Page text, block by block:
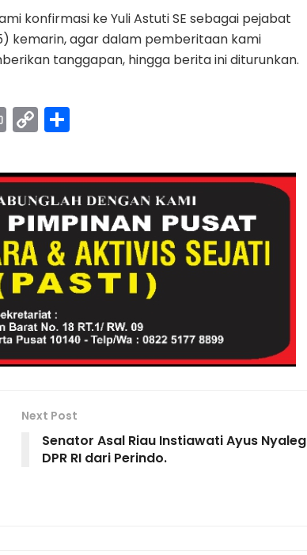
konfirmasi ke Yuli Astuti SE sebagai pejabat
kemarin, agar dalam pemberitaan kami
tanggapan, hingga berita ini diturunkan.
Pr
t
C
p
y
Li
n
k
ar
e
Next Post
Senator Asal Riau Instiawati Ayus Nyaleg
DPR RI dari Perindo.